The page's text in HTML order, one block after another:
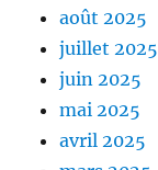
août 2025
juillet 2025
juin 2025
mai 2025
avril 2025